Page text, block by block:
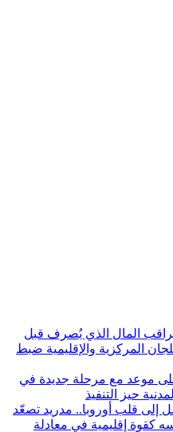
شتنبر.. من يراقب المال الذي يُصرف قبل
المركزية والإقليمية ضبط
موعد مع مرحلة جديدة في
حيز التنفيذ
إلى قلب أوروبا.. مدريد تصعّد
كقوة إقليمية في معادلة